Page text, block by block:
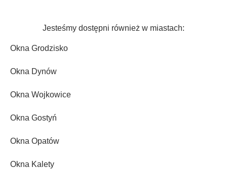
Jesteśmy dostępni również w miastach:
Okna Grodzisko
Okna Dynów
Okna Wojkowice
Okna Gostyń
Okna Opatów
Okna Kalety